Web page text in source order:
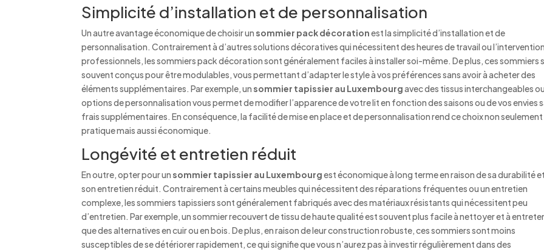
Simplicité d’installation et de personnalisation
Un autre avantage économique de choisir un sommier pack décorationest la simplicité d’installation et de
personnalisation. Contrairement à d’autres solutions décoratives qui nécessitent des heures de travail ou
professionnels, les sommiers pack décoration sont généralement faciles à installer soi-même. De plus, ces sommiers
souvent conçus pour être modulables, vous permettant d’adapter le style à vos préférences sans avoir à acheter des
éléments supplémentaires. Par exemple, un sommier tapissier au Luxembourgavec des tissus interchangeables
options de personnalisation vous permet de modifier l’apparence de votre lit en fonction des saisons ou de vos envies
frais supplémentaires. En conséquence, la facilité de mise en place et de personnalisation rend ce choix non seulement
pratique mais aussi économique.
Longévité et entretien réduit
En outre, opter pour un sommier tapissier au Luxembourgest économique à long terme en raison de sa durabilité
son entretien réduit. Contrairement à certains meubles qui nécessitent des réparations fréquentes ou un entretien
complexe, les sommiers tapissiers sont généralement fabriqués avec des matériaux résistants qui nécessitent peu
d’entretien. Par exemple, un sommier recouvert de tissu de haute qualité est souvent plus facile à nettoyer et à
que des alternatives en cuir ou en bois. De plus, en raison de leur construction robuste, ces sommiers sont moins
susceptibles de se détériorer rapidement, ce qui signifie que vous n’aurez pas à investir régulièrement dans des